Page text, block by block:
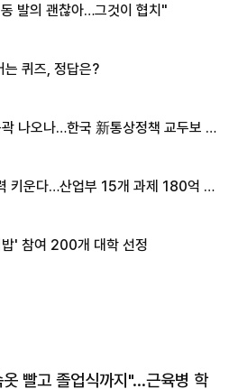
발의 괜찮아…그것이 협치"
는 퀴즈, 정답은?
나오나…한국 新통상정책 교두보 활
키운다…산업부 15개 과제 180억 지
' 참여 200개 대학 선정
옷 빨고 졸업식까지"…근육병 학